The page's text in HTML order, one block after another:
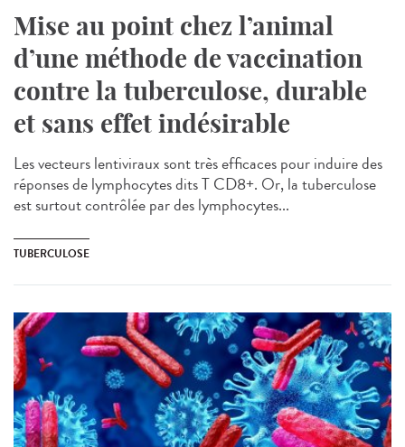
Mise au point chez l’animal
d’une méthode de vaccination
contre la tuberculose, durable
et sans effet indésirable
Les vecteurs lentiviraux sont très efficaces pour induire des
réponses de lymphocytes dits T CD8+. Or, la tuberculose
est surtout contrôlée par des lymphocytes...
TUBERCULOSE